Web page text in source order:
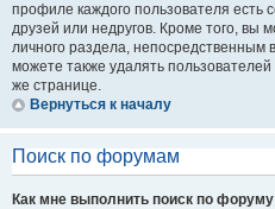
профиле каждого пользователя есть
друзей или недругов. Кроме того, вы
личного раздела, непосредственным
можете также удалять
же странице.
Вернуться к началу
Поиск по форумам
Как мне выполнить поиск по